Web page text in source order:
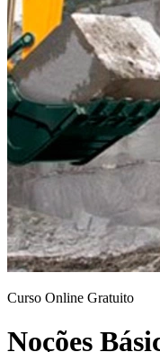
Curso Online Gratuito
Noções